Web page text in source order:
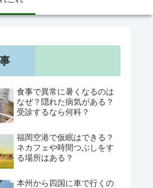
食事で異常に暑くなるのは
なぜ？隠れた病気がある？
受診するなら何科？
福岡空港で仮眠はできる？
ネカフェや時間つぶしをす
る場所はある？
本州から四国に車で行くの